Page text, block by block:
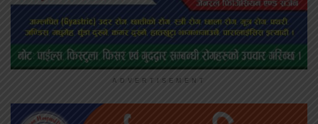
ADVERTISEMENT